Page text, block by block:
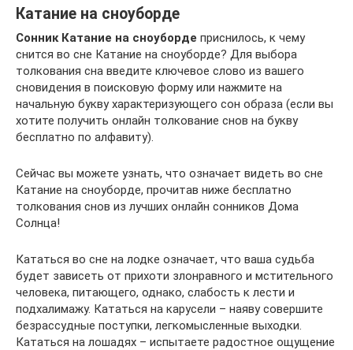
Катание на сноуборде
Сонник Катание на сноуборде приснилось, к чему
снится во сне Катание на сноуборде? Для выбора
толкования сна введите ключевое слово из вашего
сновидения в поисковую форму или нажмите на
начальную букву характеризующего сон образа (если вы
хотите получить онлайн толкование снов на букву
бесплатно по алфавиту).
Сейчас вы можете узнать, что означает видеть во сне
Катание на сноуборде, прочитав ниже бесплатно
толкования снов из лучших онлайн сонников Дома
Солнца!
Кататься во сне на лодке означает, что ваша судьба
будет зависеть от прихоти злонравного и мстительного
человека, питающего, однако, слабость к лести и
подхалимажу. Кататься на карусели – наяву совершите
безрассудные поступки, легкомысленные выходки.
Кататься на лошадях – испытаете радостное ощущение